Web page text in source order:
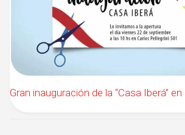
Gran inauguración de la “Casa Iberá”